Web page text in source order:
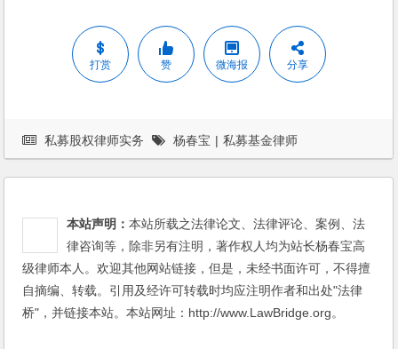
打赏 赞 微海报 分享
私募股权律师实务 杨春宝 | 私募基金律师
本站声明：本站所载之法律论文、法律评论、案例、法
律咨询等，除非另有注明，著作权人均为站长杨春宝高
级律师本人。欢迎其他网站链接，但是，未经书面许可，不得擅
自摘编、转载。引用及经许可转载时均应注明作者和出处"法律
桥"，并链接本站。本站网址：http://www.LawBridge.org。